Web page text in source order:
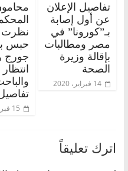
تفاصيل الإعلان
عن أول إصابة
بـ”كورونا” في
مصر ومطالبات
بإقالة وزيرة
الصحة
14 فبراير، 2020
نظرت
حبس
جورج
15 فبراير، 2020
اترك تعليقاً